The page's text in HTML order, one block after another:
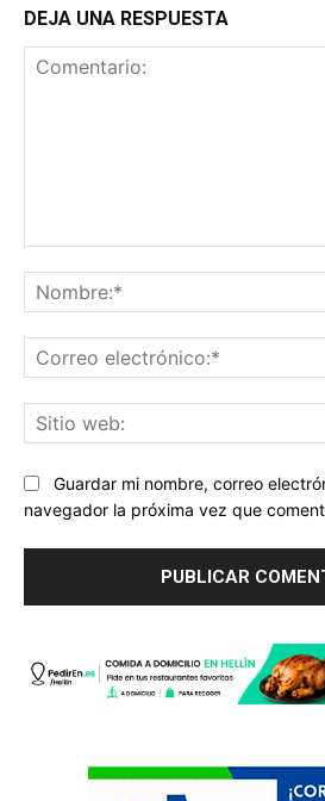
DEJA UNA RESPUESTA
Guardar mi nombre, correo
navegador la próxima vez que